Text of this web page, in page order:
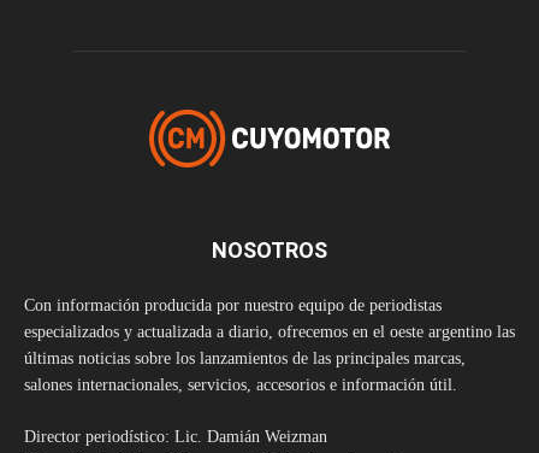
NOSOTROS
Con información producida por nuestro equipo de periodistas
especializados y actualizada a diario, ofrecemos en el oeste argentino las
últimas noticias sobre los lanzamientos de las principales marcas,
salones internacionales, servicios, accesorios e información útil.
Director periodístico: Lic. Damián Weizman